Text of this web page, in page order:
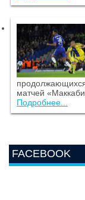
матчей
Подробнее...
FACEBOOK